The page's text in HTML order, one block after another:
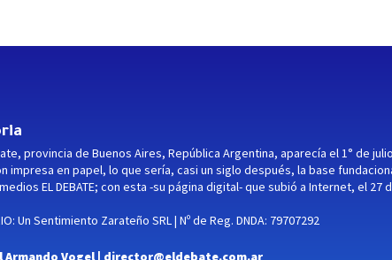
provincia de Buenos Aires, República Argentina, aparecía el 1° de
impresa en papel, lo que sería, casi un siglo después, la base
EL DEBATE; con esta -su página digital- que subió a Internet, el 27
Un Sentimiento Zarateño SRL | Nº de Reg. DNDA: 79707292
Armando Vogel | director@eldebate.com.ar